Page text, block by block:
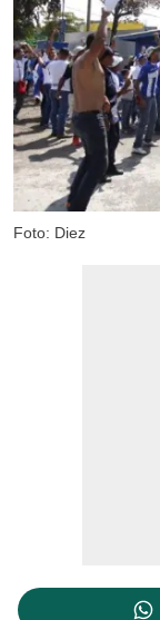
Foto: Diez